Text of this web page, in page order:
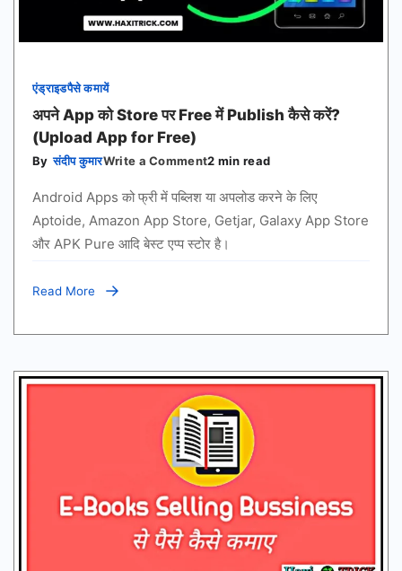
एंड्राइडपैसे कमायें
अपने App को Store पर Free में Publish कैसे करें?
(Upload App for Free)
By संदीप कुमारWrite a Commenton
को
Store
पर
Free
App
2 min read
Android Apps को फ्री में पब्लिश या अपलोड करने के लिए
Aptoide, Amazon App Store, Getjar, Galaxy App Store
और APK Pure आदि बेस्ट एप्प स्टोर है।
Read More